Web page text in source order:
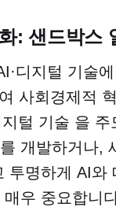
: 샌드박스
디지털 기술
사회경제적
털 기술 을 주
개발하거나,
투명하게 AI와
우 중요합니